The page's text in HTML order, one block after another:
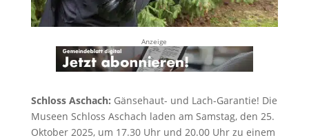
Anzeige
Schloss Aschach: Gänsehaut- und Lach-Garantie! Die
Museen Schloss Aschach laden am Samstag, den 25.
Oktober 2025, um 17.30 Uhr und 20.00 Uhr zu einem